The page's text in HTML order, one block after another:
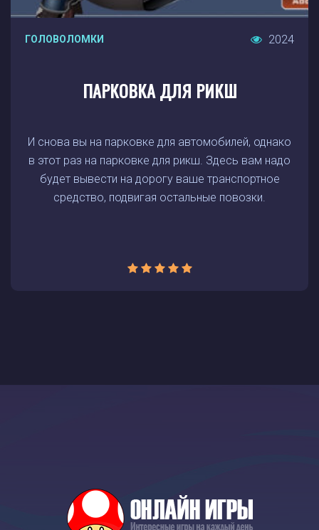
ГОЛОВОЛОМКИ 2024
ПАРКОВКА ДЛЯ РИКШ
И снова вы на парковке для автомобилей, однако
в этот раз на парковке для рикш. Здесь вам надо
будет вывести на дорогу ваше транспортное
средство, подвигая остальные повозки.